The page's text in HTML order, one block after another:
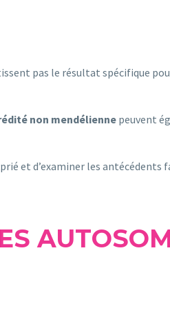
pas le résultat spécifique
non mendéliennepeuvent
et d’examiner les antécédents